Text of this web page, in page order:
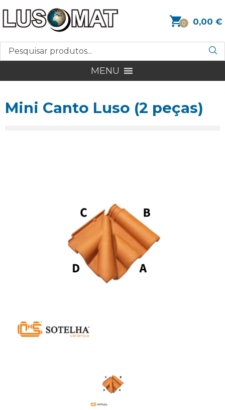
0 0,00 €
MENU
Mini Canto Luso (2 peças)